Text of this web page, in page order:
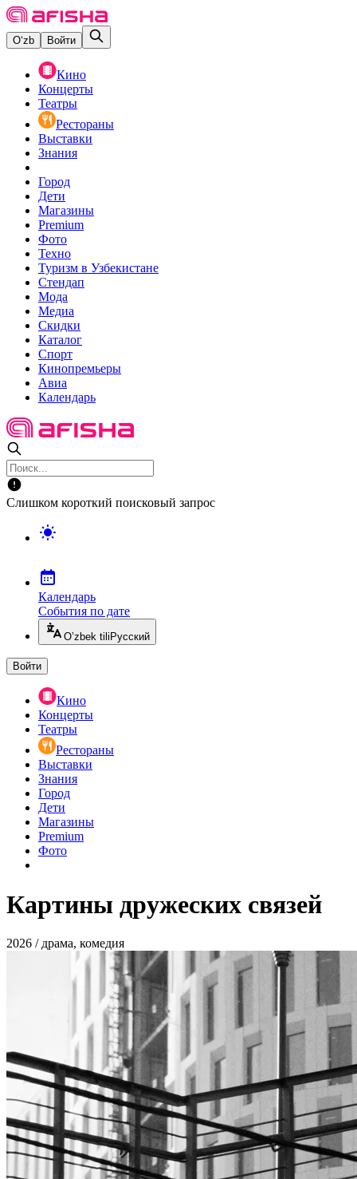
O‘zb Войти
Кино
Концерты
Театры
Рестораны
Выставки
Знания
Город
Дети
Магазины
Premium
Фото
Техно
Туризм в Узбекистане
Стендап
Мода
Медиа
Скидки
Каталог
Спорт
Кинопремьеры
Авиа
Календарь
Слишком короткий поисковый запрос
Календарь
События по дате
O’zbek tili Русский
Войти
Кино
Концерты
Театры
Рестораны
Выставки
Знания
Город
Дети
Магазины
Premium
Фото
Картины дружеских связей
2026 / драма, комедия